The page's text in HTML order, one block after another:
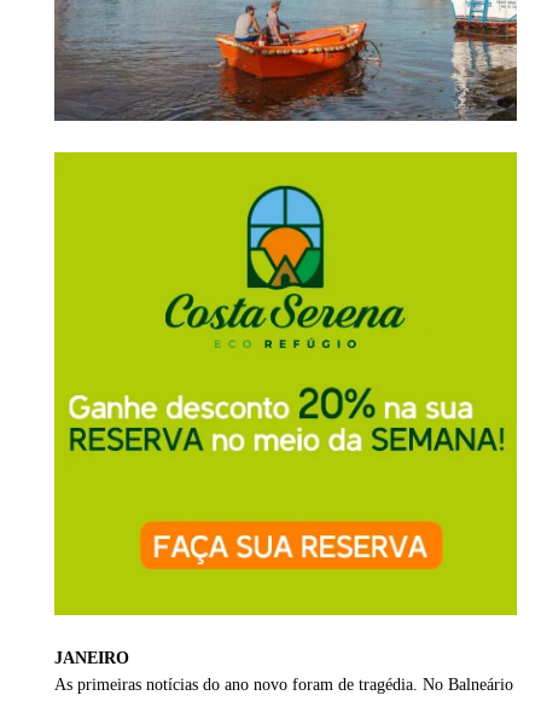
JANEIRO
As primeiras notícias do ano novo foram de tragédia. No Balneário